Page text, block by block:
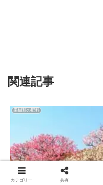
関連記事
果樹類の肥料
梅に油かす肥料は使えるか
カテゴリー 共有